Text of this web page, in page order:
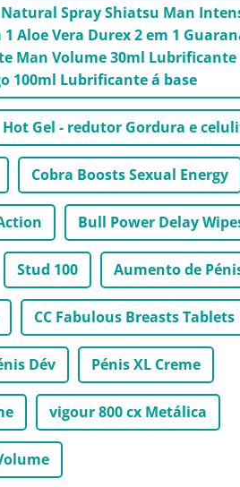
Spray Shiatsu Man
Aloe Vera Durex 2 em 1
Man Volume 30ml Lubrificante
100ml Lubrificante á base
Hot Gel - redutor Gordura e
Cobra Boosts Sexual Energy
Bull Power Delay
Stud 100 Aumento de
CC Fabulous Breasts Tablets
Dév Pénis XL Creme
vigour 800 cx Metálica